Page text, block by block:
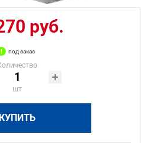
руб.
под заказ
шт
КУПИТЬ